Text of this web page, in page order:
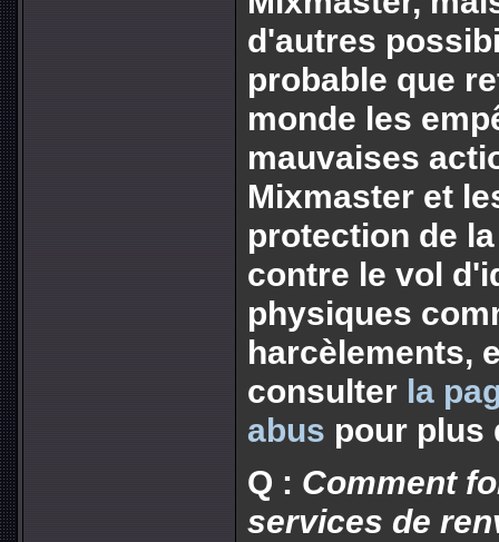
d'autres
probable que
monde les
mauvaises
Mixmaster et
protection de
contre le vol
physiques
harcèlements,
consulter la
abus pour plus
Q : Comment
services de